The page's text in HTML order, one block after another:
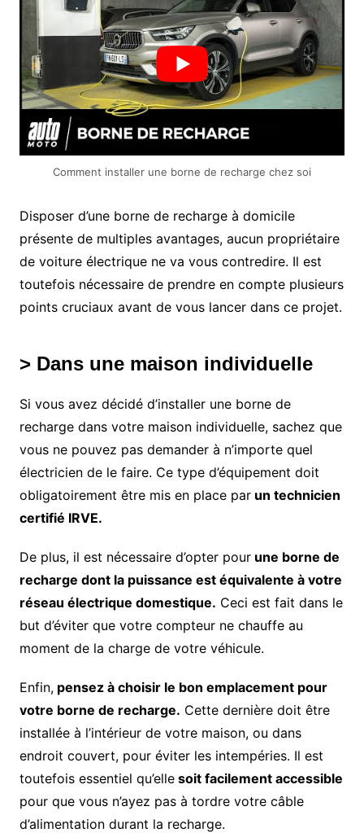
Comment installer une borne de recharge chez soi
Disposer d’une borne de recharge à domicile
présente de multiples avantages, aucun propriétaire
de voiture électrique ne va vous contredire. Il est
toutefois nécessaire de prendre en compte plusieurs
points cruciaux avant de vous lancer dans ce projet.
> Dans une maison individuelle
Si vous avez décidé d’installer une borne de
recharge dans votre maison individuelle, sachez que
vous ne pouvez pas demander à n’importe quel
électricien de le faire. Ce type d’équipement doit
obligatoirement être mis en place parun technicien
certifié IRVE.
De plus, il est nécessaire d’opter pourune borne de
recharge dont la puissance est équivalente à votre
réseau électrique domestique. Ceci est fait dans le
but d’éviter que votre compteur ne chauffe au
moment de la charge de votre véhicule.
Enfin,pensez à choisir le bon emplacement pour
votre borne de recharge. Cette dernière doit être
installée à l’intérieur de votre maison, ou dans
endroit couvert, pour éviter les intempéries. Il est
toutefois essentiel qu’ellesoit facilement accessible
pour que vous n’ayez pas à tordre votre câble
d’alimentation durant la recharge.